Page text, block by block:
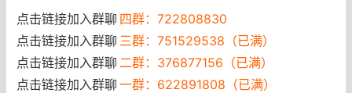
点击链接加入群聊 四群：722808830
点击链接加入群聊 三群：751529538（已满）
点击链接加入群聊 二群：376877156（已满）
点击链接加入群聊 一群：622891808（已满）